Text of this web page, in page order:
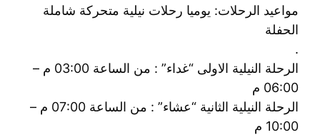
مواعيد الرحلات: يوميا رحلات نيلية متحركة شاملة
الحفلة
.
الرحلة النيلية الاولى “غداء” : من الساعة 03:00 م –
06:00 م
الرحلة النيلية الثانية “عشاء” : من الساعة 07:00 م –
10:00 م